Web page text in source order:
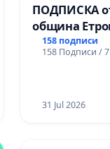
ПОДПИСКА
община
за ясни
МЕД” АД и
158 подписи
158 Подписи /
31 Jul 2026